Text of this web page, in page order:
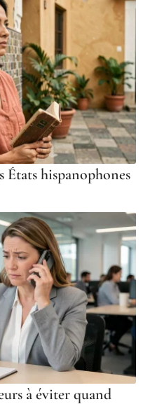
États hispanophones
à éviter quand